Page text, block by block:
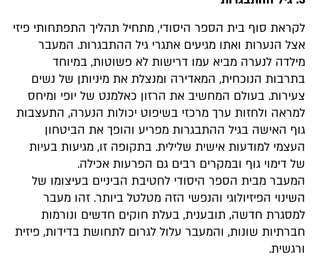
לקראת סוף בית הספר היסודי, מתחיל תהליך התפתחותי פיזי
אצל הנערות ואתו מגיעים אתגרי גיל ההתבגרות. המעבר
מילדה לנערה מביא עמו דרישות לא פשוטות, במיוחד
בתרבות הנוכחית, המאדירה ומנצלת את מיניותן של נשים
צעירות. בעולם המחשיב את הרזון כאלמנט של יופי ומיחס
למראה ולחזות ערך מרכזי בשיפוט יכולות הנערה, התעצבות
גוף האישה בגיל ההתבגרות מפריע והופך את הביטחון
העצמי למודעות אישית שלילית. בתקופה זו, מגיעות בעיות
של דימוי גוף ובמקרים רבים גם הפרעות אכילה.
המעבר מבית הספר היסודי לחטיבת הביניים בעיצומו של
השינוי הפיזיולוגי והנפשי הזה מטלטל ביותר. זהו מעבר
למסגרת חדשה, תובענית, בעלת חוקים חדשים ונורמות
חברתיות שונות, והמעבר עלול לגרום לתחושת בדידות, פיזית
ורגשית.